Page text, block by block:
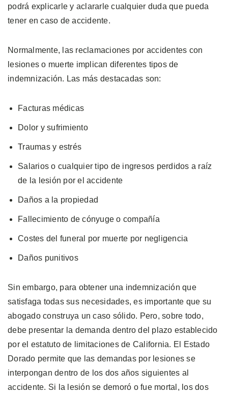
podrá explicarle y aclararle cualquier duda que pueda
tener en caso de accidente.
Normalmente, las reclamaciones por accidentes con
lesiones o muerte implican diferentes tipos de
indemnización. Las más destacadas son:
Facturas médicas
Dolor y sufrimiento
Traumas y estrés
Salarios o cualquier tipo de ingresos perdidos a raíz
de la lesión por el accidente
Daños a la propiedad
Fallecimiento de cónyuge o compañía
Costes del funeral por muerte por negligencia
Daños punitivos
Sin embargo, para obtener una indemnización que
satisfaga todas sus necesidades, es importante que su
abogado construya un caso sólido. Pero, sobre todo,
debe presentar la demanda dentro del plazo establecido
por el estatuto de limitaciones de California. El Estado
Dorado permite que las demandas por lesiones se
interpongan dentro de los dos años siguientes al
accidente. Si la lesión se demoró o fue mortal, los dos